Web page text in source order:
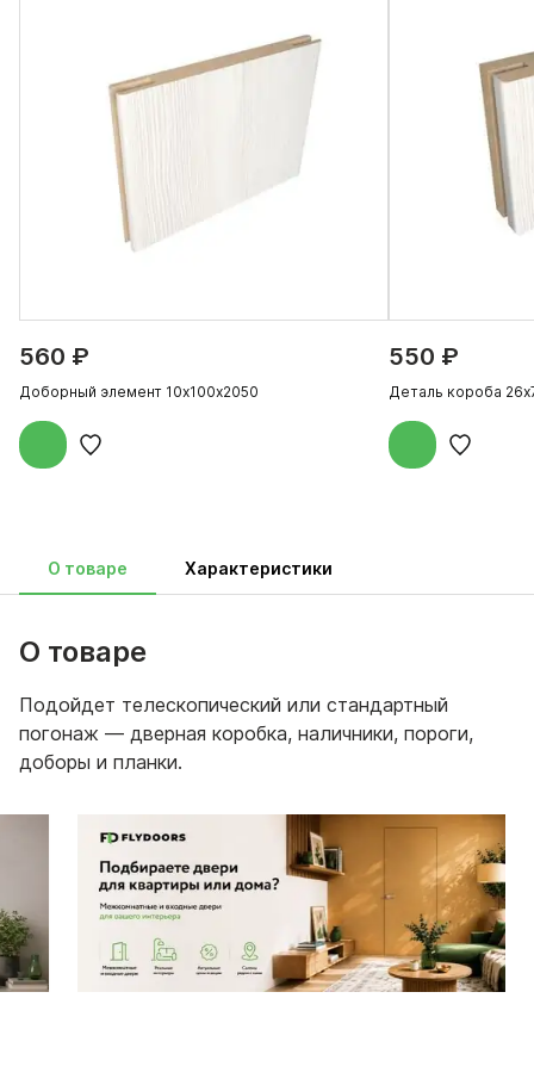
560 ₽
Доборный элемент 10х100х2050
550 ₽
Деталь короба
О товаре Характеристики
О товаре
Подойдет телескопический или стандартный
погонаж — дверная коробка, наличники, пороги,
доборы и планки.